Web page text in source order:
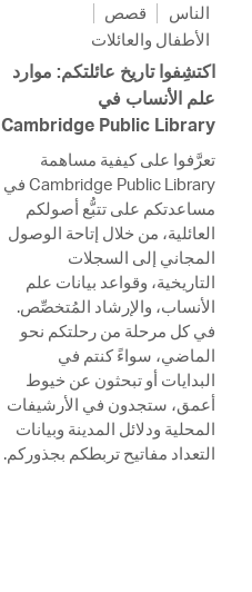
الناس
قصص
الأطفال والعائلات
اكتشِفوا تاريخ عائلتكم: موارد
علم الأنساب في
Cambridge Public Library
تعرَّفوا على كيفية مساهمة
Cambridge Public Library في
مساعدتكم على تتبُّع أصولكم
العائلية، من خلال إتاحة الوصول
المجاني إلى السجلات
التاريخية، وقواعد بيانات علم
الأنساب، والإرشاد المُتخصِّص.
في كل مرحلة من رحلتكم نحو
الماضي، سواءً كنتم في
البدايات أو تبحثون عن خيوط
أعمق، ستجدون في الأرشيفات
المحلية ودلائل المدينة وبيانات
التعداد مفاتيح تربطكم بجذوركم.